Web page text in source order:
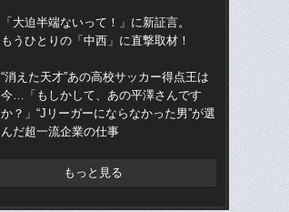
「大迫半端ないって！」に新証言。
もうひとりの「中西」に直撃取材！
“消えた天才”あの高校サッカー得点王は
今…「もしかして、あの平澤さんです
か？」“Jリーガーにならなかった男”が選
んだ超一流企業の仕事
もっと見る